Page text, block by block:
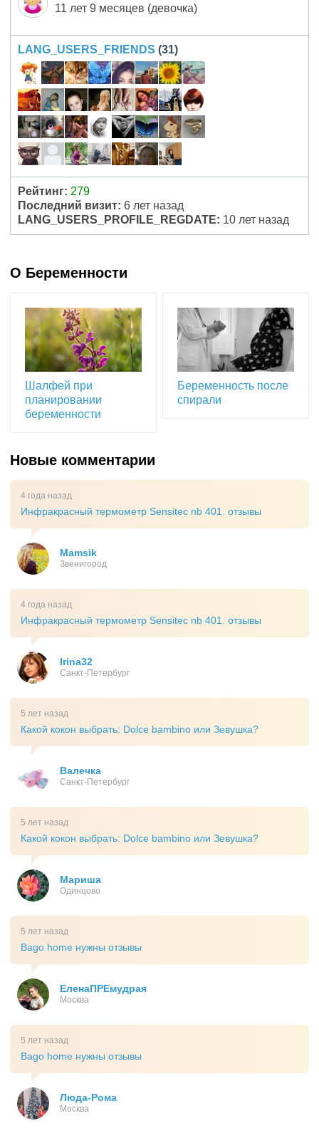
11 лет 9 месяцев (девочка)
LANG_USERS_FRIENDS (31)
Рейтинг: 279
Последний визит: 6 лет назад
LANG_USERS_PROFILE_REGDATE: 10 лет назад
О Беременности
Шалфей при
планировании
беременности
Беременность после
спирали
Новые комментарии
4 года назад
Инфракрасный термометр Sensitec nb 401. отзывы
Mamsik
Звенигород
4 года назад
Инфракрасный термометр Sensitec nb 401. отзывы
Irina32
Санкт-Петербург
5 лет назад
Какой кокон выбрать: Dolce bambino или Зевушка?
Валечка
Санкт-Петербург
5 лет назад
Какой кокон выбрать: Dolce bambino или Зевушка?
Мариша
Одинцово
5 лет назад
Bago home нужны отзывы
ЕленаПРЕмудрая
Москва
5 лет назад
Bago home нужны отзывы
Люда-Рома
Москва